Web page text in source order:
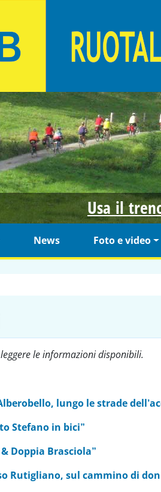
ciclisti urbani
Usa il
News Foto e video
le informazioni disponibili.
lungo le strade
Stefano in bici”
Doppia Brasciola”
Rutigliano, sul cammino di